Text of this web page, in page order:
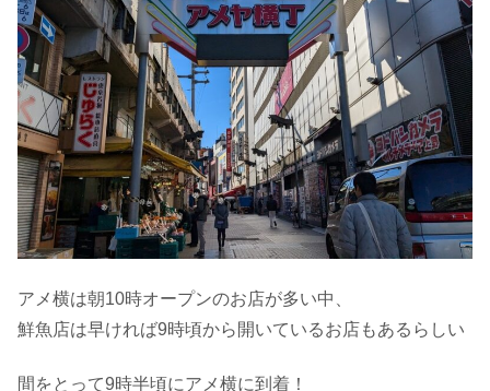
アメ横は朝10時オープンのお店が多い中、
鮮魚店は早ければ9時頃から開いているお店もあるらしい
間をとって9時半頃にアメ横に到着！